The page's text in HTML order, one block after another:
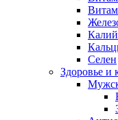
Калий
Селен
Здоровье и